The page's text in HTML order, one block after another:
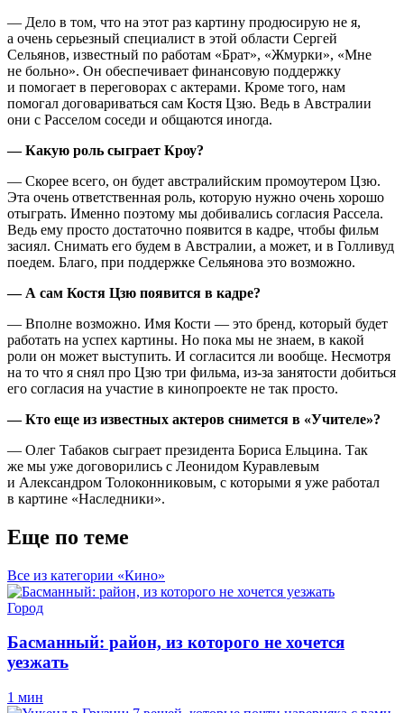
— Дело в том, что на этот раз картину продюсирую не я,
а очень серьезный специалист в этой области Сергей
Сельянов, известный по работам «Брат», «Жмурки», «Мне
не больно». Он обеспечивает финансовую поддержку
и помогает в переговорах с актерами. Кроме того, нам
помогал договариваться сам Костя Цзю. Ведь в Австралии
они с Расселом соседи и общаются иногда.
— Какую роль сыграет Кроу?
— Скорее всего, он будет австралийским промоутером Цзю.
Эта очень ответственная роль, которую нужно очень хорошо
отыграть. Именно поэтому мы добивались согласия Рассела.
Ведь ему просто достаточно появится в кадре, чтобы фильм
засиял. Снимать его будем в Австралии, а может, и в Голливуд
поедем. Благо, при поддержке Сельянова это возможно.
— А сам Костя Цзю появится в кадре?
— Вполне возможно. Имя Кости — это бренд, который будет
работать на успех картины. Но пока мы не знаем, в какой
роли он может выступить. И согласится ли вообще. Несмотря
на то что я снял про Цзю три фильма, из-за занятости добиться
его согласия на участие в кинопроекте не так просто.
— Кто еще из известных актеров снимется в «Учителе»?
— Олег Табаков сыграет президента Бориса Ельцина. Так
же мы уже договорились с Леонидом Куравлевым
и Александром Толоконниковым, с которыми я уже работал
в картине «Наследники».
Еще по теме
Все из категории «Кино»
Город
Басманный: район, из которого не хочется
уезжать
1 мин